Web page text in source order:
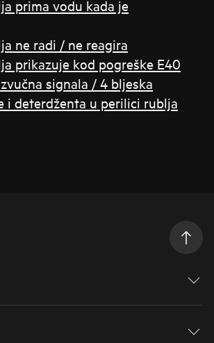
prima vodu kada je
ne radi / ne reagira
prikazuje kod pogreške E40
signala / 4 bljeska
i deterdženta u perilici rublja